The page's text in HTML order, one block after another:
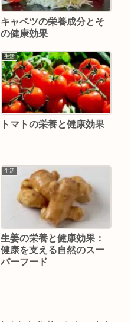
キャベツの栄養成分とそ
の健康効果
生活
トマトの栄養と健康効果
生活
生姜の栄養と健康効果：
健康を支える自然のスー
パーフード